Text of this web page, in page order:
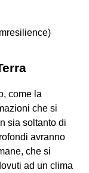
come la
che si
sia soltanto di
avranno
che si
ad un clima